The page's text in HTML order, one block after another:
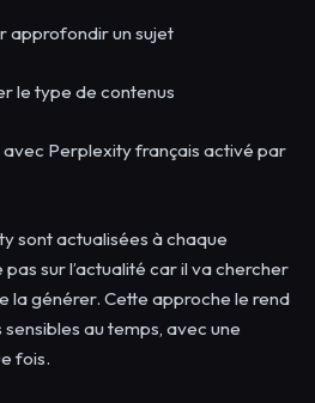
approfondir un sujet
le type de contenus
avec Perplexity français activé par
sont actualisées à chaque
pas sur l’actualité car il va chercher
la générer. Cette approche le rend
au temps, avec une
fois.